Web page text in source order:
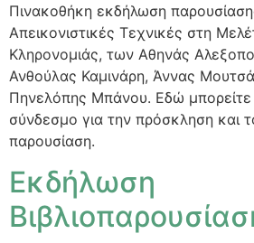
Πινακοθήκη εκδήλωση
Απεικονιστικές Τεχνικές στη
Κληρονομιάς, των Αθηνάς
Ανθούλας Καμινάρη, Άννας
Πηνελόπης Μπάνου. Εδώ μπορείτε
σύνδεσμο για την πρόσκληση και
παρουσίαση.
Εκδήλωση